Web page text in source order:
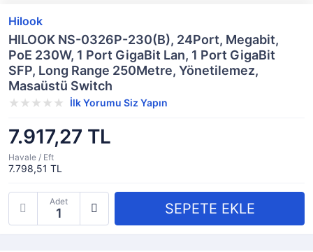
Hilook
HILOOK NS-0326P-230(B), 24Port, Megabit,
PoE 230W, 1 Port GigaBit Lan, 1 Port GigaBit
SFP, Long Range 250Metre, Yönetilemez,
Masaüstü Switch
İlk Yorumu Siz Yapın
7.917,27 TL
Havale / Eft
7.798,51 TL
Adet